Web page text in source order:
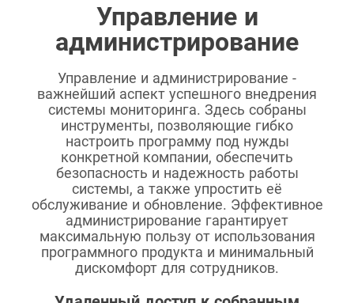
Управление и
администрирование
Управление и администрирование -
важнейший аспект успешного внедрения
системы мониторинга. Здесь собраны
инструменты, позволяющие гибко
настроить программу под нужды
конкретной компании, обеспечить
безопасность и надежность работы
системы, а также упростить её
обслуживание и обновление. Эффективное
администрирование гарантирует
максимальную пользу от использования
программного продукта и минимальный
дискомфорт для сотрудников.